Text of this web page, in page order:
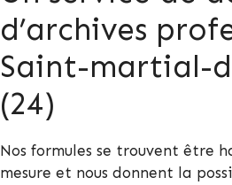
d’archives
Saint-martial-
(24)
Nos formules se trouvent être
mesure et nous donnent la